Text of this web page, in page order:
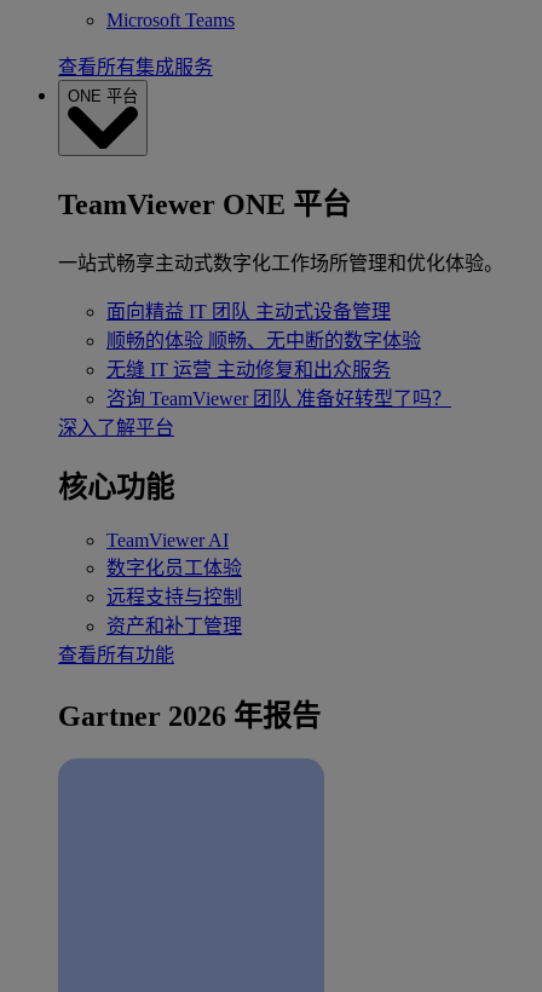
Microsoft Teams
查看所有集成服务
ONE 平台
TeamViewer ONE 平台
一站式畅享主动式数字化工作场所管理和优化体验。
面向精益 IT 团队 主动式设备管理
顺畅的体验 顺畅、无中断的数字体验
无缝 IT 运营 主动修复和出众服务
咨询 TeamViewer 团队 准备好转型了吗？
深入了解平台
核心功能
TeamViewer AI
数字化员工体验
远程支持与控制
资产和补丁管理
查看所有功能
Gartner 2026 年报告